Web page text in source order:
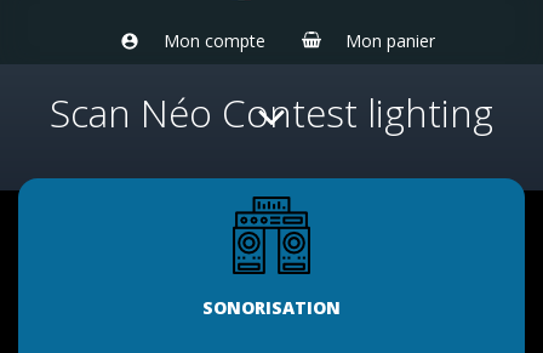
Mon compte Mon panier
Scan Néo Contest lighting
SONORISATION